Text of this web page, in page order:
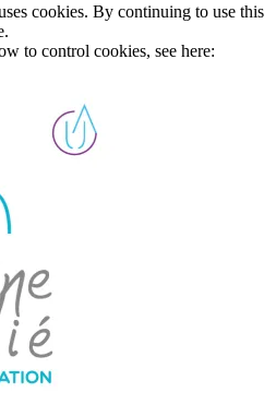
cookies. By continuing to use this
to control cookies, see here: